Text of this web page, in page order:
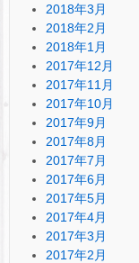
2018年3月
2018年2月
2018年1月
2017年12月
2017年11月
2017年10月
2017年9月
2017年8月
2017年7月
2017年6月
2017年5月
2017年4月
2017年3月
2017年2月